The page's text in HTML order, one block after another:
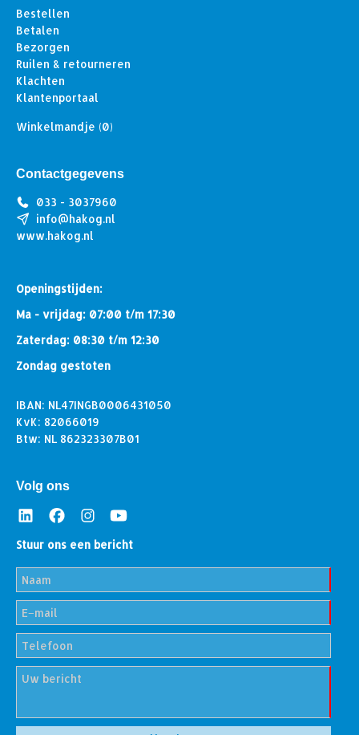
Bestellen
Betalen
Bezorgen
Ruilen & retourneren
Klachten
Klantenportaal
Winkelmandje (0)
Contactgegevens
033 - 3037960
info@hakog.nl
www.hakog.nl
Openingstijden:
Ma - vrijdag: 07:00 t/m 17:30
Zaterdag: 08:30 t/m 12:30
Zondag gestoten
IBAN: NL47INGB0006431050
KvK: 82066019
Btw: NL 862323307B01
Volg ons
Stuur ons een bericht